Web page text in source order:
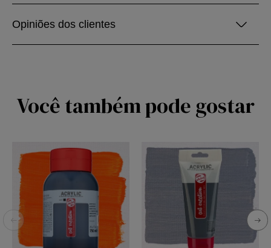
Opiniões dos clientes
Você também pode gostar